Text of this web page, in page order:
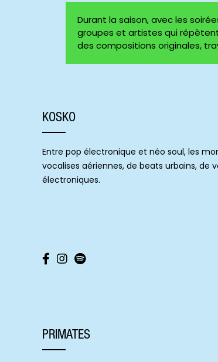
Durant la saison, avec les
groupes et artistes qui
des compositions originales,
KOSKO
Entre pop électronique et néo soul, les
vocalises aériennes, de beats urbains, de
électroniques.
PRIMATES